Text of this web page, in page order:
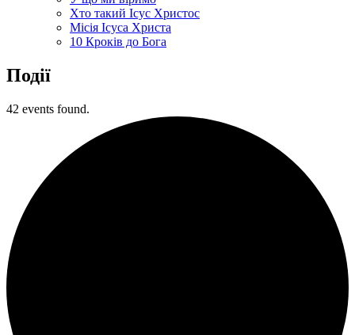
Хто такий Ісус Христос
Місія Ісуса Христа
10 Кроків до Бога
Події
42 events found.